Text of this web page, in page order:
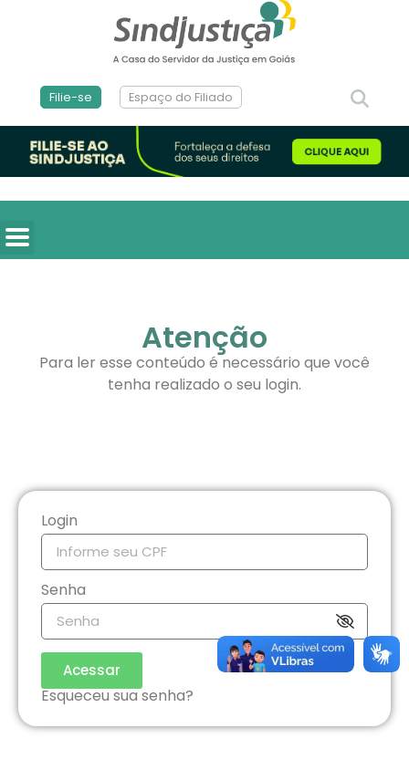
Filie-se Espaço do Filiado
Atenção
Para ler esse conteúdo é necessário que você
tenha realizado o seu login.
Login
Senha
Acessar
Esqueceu sua senha?